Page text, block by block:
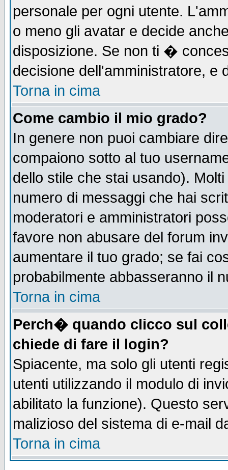
personale per ogni utente.
o meno gli avatar e decide
disposizione. Se non ti �
decisione dell'amministratore, e
Torna in cima
Come cambio il mio grado?
In genere non puoi cambiare
compaiono sotto al tuo
dello stile che stai usando).
numero di messaggi che hai
moderatori e amministratori
favore non abusare del forum
aumentare il tuo grado; se fai
probabilmente abbasseranno il
Torna in cima
Perch� quando clicco sul
chiede di fare il login?
Spiacente, ma solo gli utenti
utenti utilizzando il modulo di
abilitato la funzione). Questo
malizioso del sistema di e-mail
Torna in cima